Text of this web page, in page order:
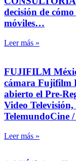
decisión de
móviles…
Leer más »
FUJIFILM
cámara Fujifilm
abierto el Pre-
Video
TelemundoCine
Leer más »